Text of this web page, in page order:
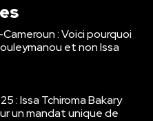
: Voici pourquoi
et non Issa
: Issa Tchiroma Bakary
un mandat unique de